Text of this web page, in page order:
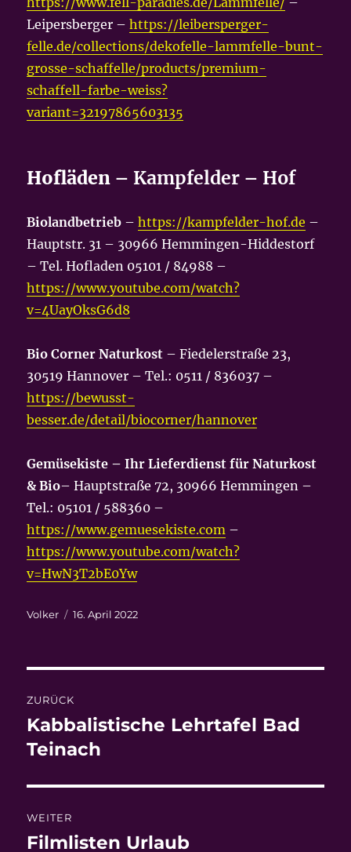
Leipersberger –https://leibersperger-
felle.de/collections/dekofelle-lammfelle-bunt-
grosse-schaffelle/products/premium-
schaffell-farbe-weiss?
variant=32197865603135
Hofläden – Kampfelder – Hof
Biolandbetrieb –https://kampfelder-hof.de –
Hauptstr. 31 – 30966 Hemmingen-Hiddestorf
– Tel. Hofladen 05101 / 84988 –
https://www.youtube.com/watch?
v=4UayOksG6d8
Bio Corner Naturkost – Fiedelerstraße 23,
30519 Hannover – Tel.: 0511 / 836037 –
https://bewusst-
besser.de/detail/biocorner/hannover
Gemüsekiste – Ihr Lieferdienst für Naturkost
& Bio– Hauptstraße 72, 30966 Hemmingen –
Tel.: 05101 / 588360 –
https://www.gemuesekiste.com –
https://www.youtube.com/watch?
v=HwN3T2bE0Yw
Autor
Volker
Veröffentlicht
16. April 2022
ZURÜCK
Vorheriger
Beitrag:
Kabbalistische Lehrtafel Bad
Teinach
WEITER
Nächster
Filmlisten Urlaub